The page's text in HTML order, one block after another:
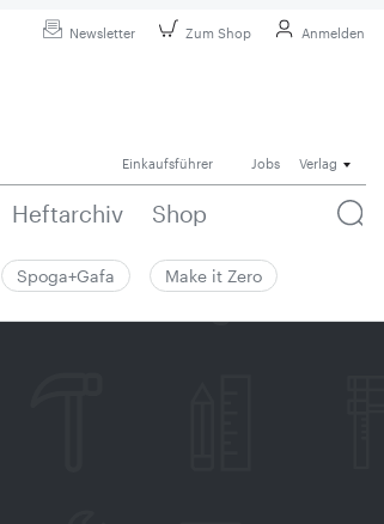
Newsletter Zum Shop Anmelden
Einkaufsführer Jobs Verlag
Heftarchiv Shop
Spoga+Gafa Make it Zero